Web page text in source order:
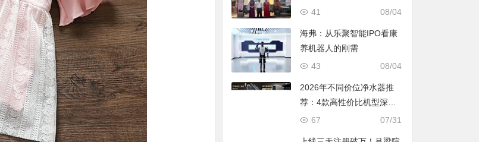
08/04
41
海弗：从乐聚智能IPO看康
养机器人的刚需
08/04
43
2026年不同价位净水器推
荐：4款高性价比机型深度
对比，照着买不踩坑
07/31
67